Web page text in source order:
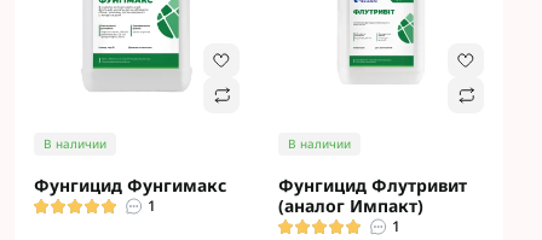
В наличии
Фунгицид Фунгимакс
1
В наличии
Фунгицид Флутривит
(аналог Импакт)
1